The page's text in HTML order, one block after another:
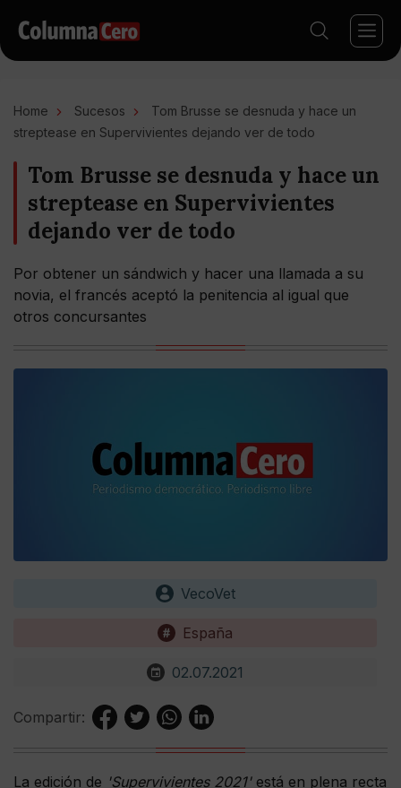
Home Sucesos
Tom Brusse se desnuda y hace un
streptease en Supervivientes dejando ver de todo
Tom Brusse se desnuda y hace un
streptease en Supervivientes
dejando ver de todo
Por obtener un sándwich y hacer una llamada a su
novia, el francés aceptó la penitencia al igual que
otros concursantes
VecoVet
España
02.07.2021
Compartir:
La edición de 'Supervivientes 2021'está en plena recta